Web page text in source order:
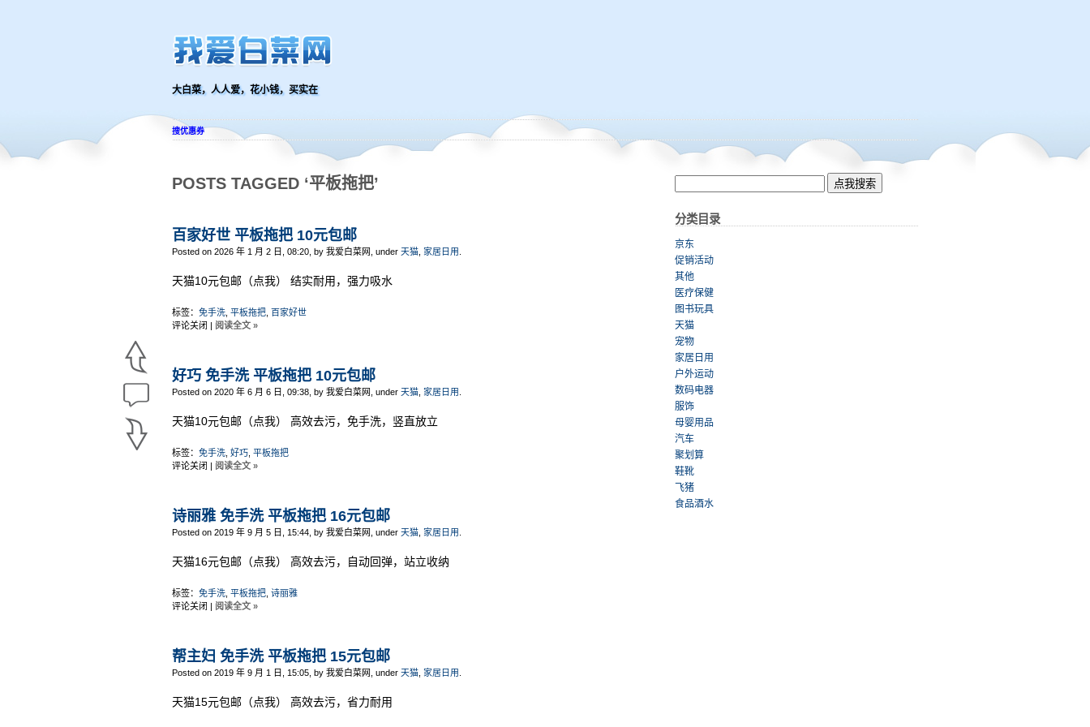
大白菜，人人爱，花小钱，买实在
搜优惠券
POSTS TAGGED ‘平板拖把’
百家好世 平板拖把 10元包邮
Posted on 2026 年 1 月 2 日, 08:20, by 我爱白菜网, under 天猫 家居日用
天猫10元包邮（点我） 结实耐用，强力吸水
标签： 免手洗 平板拖把 百家好世
评论关闭 | 阅读全文 »
好巧 免手洗 平板拖把 10元包邮
Posted on 2020 年 6 月 6 日, 09:38, by 我爱白菜网, under 天猫 家居日用
天猫10元包邮（点我） 高效去污，免手洗，竖直放立
标签： 免手洗 好巧 平板拖把
评论关闭 | 阅读全文 »
诗丽雅 免手洗 平板拖把 16元包邮
Posted on 2019 年 9 月 5 日, 15:44, by 我爱白菜网, under 天猫 家居日用
天猫16元包邮（点我） 高效去污，自动回弹，站立收纳
标签： 免手洗 平板拖把 诗丽雅
评论关闭 | 阅读全文 »
帮主妇 免手洗 平板拖把 15元包邮
Posted on 2019 年 9 月 1 日, 15:05, by 我爱白菜网, under 天猫 家居日用
天猫15元包邮（点我） 高效去污，省力耐用
分类目录
京东
促销活动
其他
医疗保健
图书玩具
天猫
宠物
家居日用
户外运动
数码电器
服饰
母婴用品
汽车
聚划算
鞋靴
飞猪
食品酒水